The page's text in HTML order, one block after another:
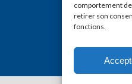
comportement de
retirer son
fonctions.